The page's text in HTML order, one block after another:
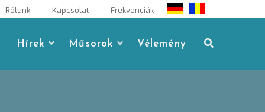
Rólunk Kapcsolat Frekvenciák
Hírek Műsorok Vélemény